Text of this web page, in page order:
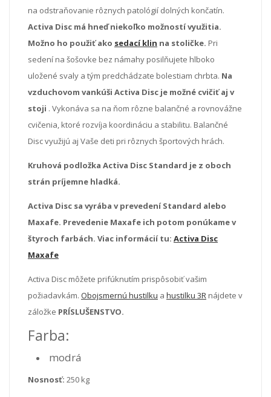
na odstraňovanie rôznych patológií dolných končatín.
Activa Disc má hneď niekoľko možností využitia.
Možno ho použiť ako sedací klin na stoličke. Pri
sedení na šošovke bez námahy posilňujete hlboko
uložené svaly a tým predchádzate bolestiam chrbta. Na
vzduchovom vankúši Activa Disc je možné cvičiť aj v
stoji . Vykonáva sa na ňom rôzne balančné a rovnovážne
cvičenia, ktoré rozvíja koordináciu a stabilitu. Balančné
Disc využijú aj Vaše deti pri rôznych športových hrách.
Kruhová podložka Activa Disc Standard je z oboch
strán príjemne hladká.
Activa Disc sa vyrába v prevedení Standard alebo
Maxafe. Prevedenie Maxafe ich potom ponúkame v
štyroch farbách. Viac informácií tu: Activa Disc
Maxafe
Activa Disc môžete prifúknutím prispôsobiť vašim
požiadavkám. Obojsmernú hustilku a hustilku 3R nájdete v
záložke PRÍSLUŠENSTVO.
Farba:
modrá
Nosnosť: 250 kg